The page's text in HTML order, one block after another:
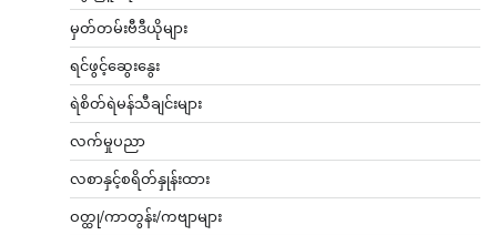
သကသအကွဲအပြဲ
သတင်း
သီချင်းတောင်းဆိုခြင်းများ
သူတို့ပြောတဲ့ သူတို့အကြောင်း
အထွေထွေဗဟုသုတ
အနုပညာရှင်သတင်းများ